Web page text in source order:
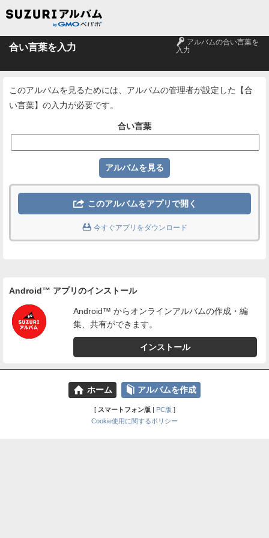
合い言葉を入力 🔑 アルバムの合い言葉を
入力
このアルバムを見るためには、アルバムの管理者が設定した【合
い言葉】の入力が必要です。
合い言葉
 このアルバムをアプリで開く
 今すぐアプリをダウンロード
Android™ アプリのインストール
Android™ からオンラインアルバムの作成・編
集、共有ができます。
インストール
⌂ ホーム 📕 アルバムを作成
[ スマートフォン版| PC版 ]
Cookie使用に関するポリシー